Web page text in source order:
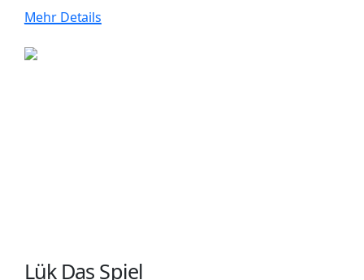
Mehr Details
Lük Das Spiel